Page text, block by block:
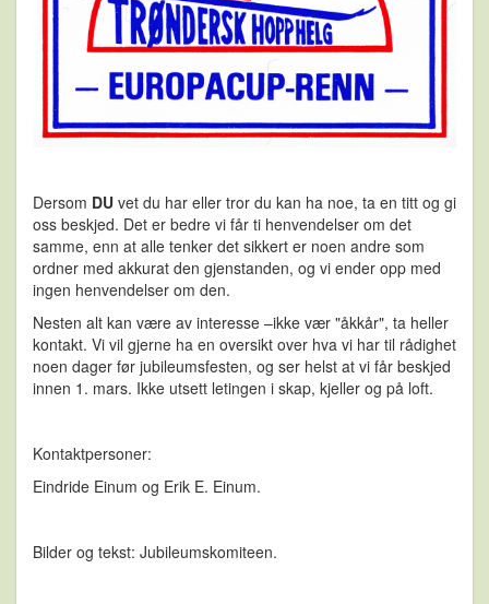
Dersom DU vet du har eller tror du kan ha noe, ta en titt og gi
oss beskjed. Det er bedre vi får ti henvendelser om det
samme, enn at alle tenker det sikkert er noen andre som
ordner med akkurat den gjenstanden, og vi ender opp med
ingen henvendelser om den.
Nesten alt kan være av interesse –ikke vær "åkkår", ta heller
kontakt. Vi vil gjerne ha en oversikt over hva vi har til rådighet
noen dager før jubileumsfesten, og ser helst at vi får beskjed
innen 1. mars. Ikke utsett letingen i skap, kjeller og på loft.
Kontaktpersoner:
Eindride Einum og Erik E. Einum.
Bilder og tekst: Jubileumskomiteen.